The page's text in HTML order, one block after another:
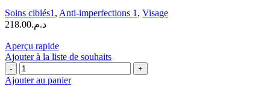
Matifiant
Lissant
75g
Soins ciblés1 , Anti-imperfections 1 , Visage
د.م.218.00
Aperçu rapide
Ajouter à la liste de souhaits
quantité
de
Ajouter au panier